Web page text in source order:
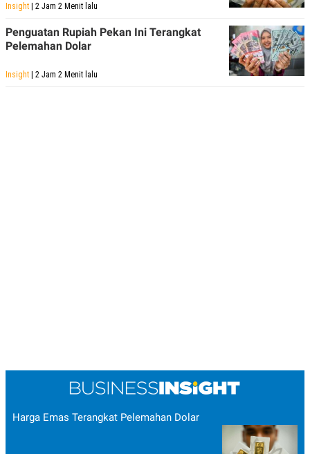
Insight | 2 Jam 2 Menit lalu
Penguatan Rupiah Pekan Ini Terangkat
Pelemahan Dolar
Insight | 2 Jam 2 Menit lalu
Harga Emas Terangkat Pelemahan Dolar